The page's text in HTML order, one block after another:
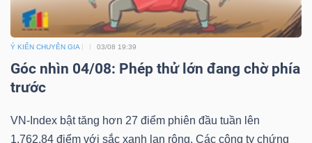
Ý KIẾN CHUYÊN GIA 03/08 19:39
Góc nhìn 04/08: Phép thử lớn đang chờ phía
trước
VN-Index bật tăng hơn 27 điểm phiên đầu tuần lên
1,762.84 điểm với sắc xanh lan rộng. Các công ty chứng